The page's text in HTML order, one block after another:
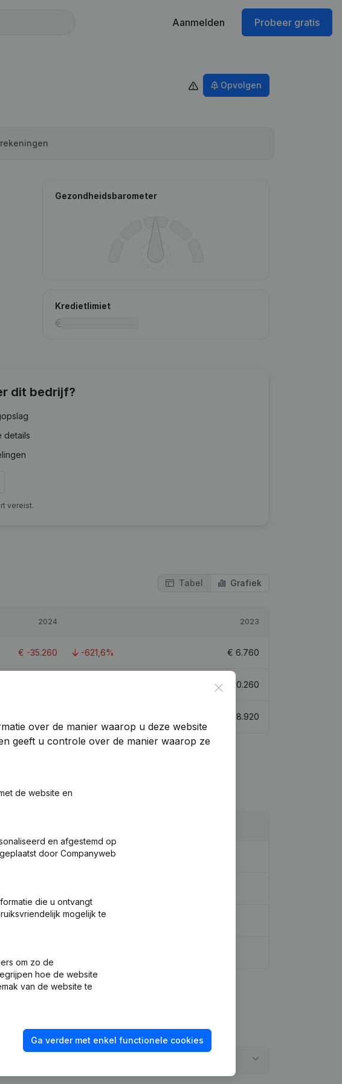
Aanmelden Probeer gratis
Opvolgen
Gezondheidsbarometer
Kredietlimiet
dit bedrijf?
details
vereist.
Tabel Grafiek
2024 2023
€ -35.260 -621,6% € 6.760
10.260
8.920
Close
over de manier waarop u deze website
geeft u controle over de manier waarop ze
de website en
en afgestemd op
door Companyweb
die u ontvangt
mogelijk te
om zo de
hoe de website
van de website te
Ga verder met enkel functionele cookies